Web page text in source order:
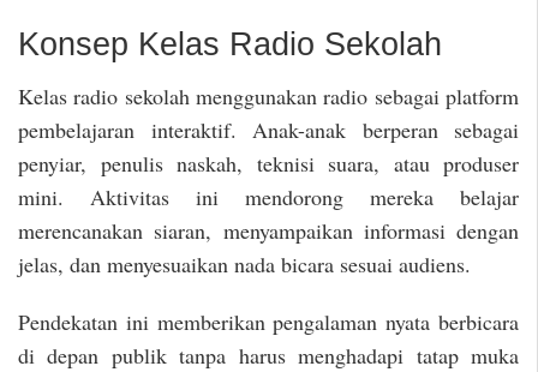
Konsep Kelas Radio Sekolah
Kelas radio sekolah menggunakan radio sebagai platform
pembelajaran interaktif. Anak-anak berperan sebagai
penyiar, penulis naskah, teknisi suara, atau produser
mini. Aktivitas ini mendorong mereka belajar
merencanakan siaran, menyampaikan informasi dengan
jelas, dan menyesuaikan nada bicara sesuai audiens.
Pendekatan ini memberikan pengalaman nyata berbicara
di depan publik tanpa harus menghadapi tatap muka